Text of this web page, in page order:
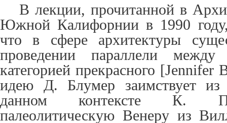
В лекции, прочитанной в
Южной Калифорнии в 1990
что в сфере архитектуры
проведении параллели
категорией прекрасного [Jennifer
идею Д. Блумер заимствует
данном контексте К.
палеолитическую Венеру из